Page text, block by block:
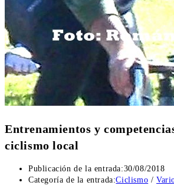
Entrenamientos y
ciclismo local
Publicación de la entrada:30/08/2018
Categoría de la entrada:Ciclismo /